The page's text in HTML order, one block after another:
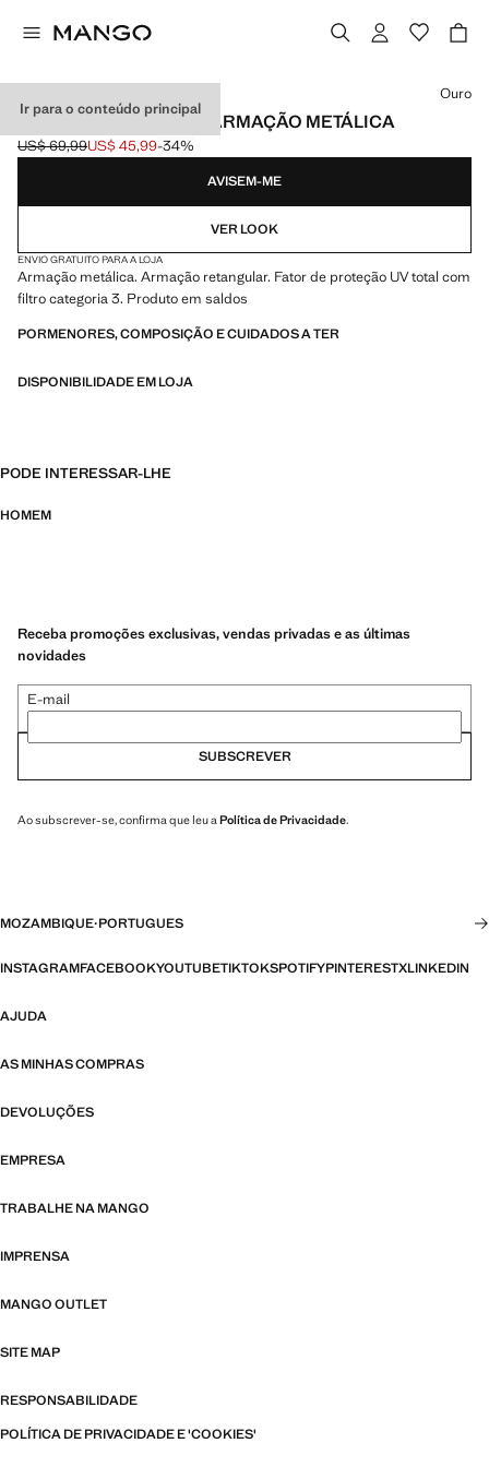
Ir para o conteúdo principal
ÓCULOS DE SOL COM ARMAÇÃO METÁLICA
Preço inicial riscado [US$ 69,99 ]
US$ 69,99
Preço atual [US$ 45,99 ]
US$ 45,99-34%
Selecione uma cor
Ouro
AVISEM-ME
VER LOOK
ENVIO GRATUITO PARA A LOJA
Armação metálica. Armação retangular. Fator de proteção UV total com
filtro categoria 3. Produto em saldos
PORMENORES, COMPOSIÇÃO E CUIDADOS A TER
DISPONIBILIDADE EM LOJA
PODE INTERESSAR-LHE
HOMEM
Receba promoções exclusivas, vendas privadas e as últimas
novidades
E-mail
SUBSCREVER
Ao subscrever-se, confirma que leu a Política de Privacidade.
MOZAMBIQUE·PORTUGUES
INSTAGRAMFACEBOOKYOUTUBETIKTOKSPOTIFYPINTERESTXLINKEDIN
AJUDA
AS MINHAS COMPRAS
DEVOLUÇÕES
EMPRESA
TRABALHE NA MANGO
IMPRENSA
MANGO OUTLET
SITE MAP
RESPONSABILIDADE
POLÍTICA DE PRIVACIDADE E 'COOKIES'